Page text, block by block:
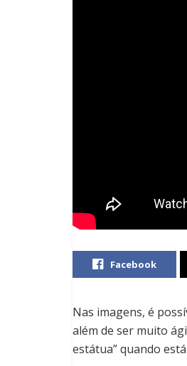
Facebook
Nas imagens, é
além de ser muito
estátua” quando